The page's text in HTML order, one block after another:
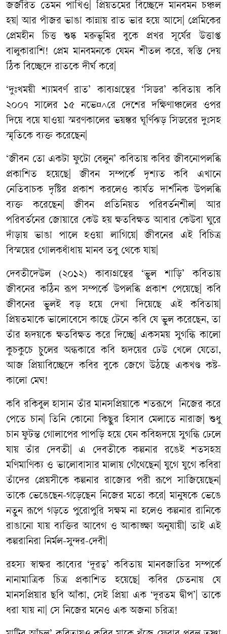
জর্জরিত তেমন পাখিও| প্রিয়তমের বিচ্ছেদে মানবমন চঞ্চল
হয়| আর পাঁজর ভাঙা কান্নায় রাত ভার হয়ে আসে| প্রেমিকের
প্রেমহীন চিত্ত শুষ্ক মরুভূমির বুকে প্রখর সূর্যের উত্তাপ্ত
বালুকারাশি! প্রেম মানবমনকে যেমন শীতল করে, স্বস্তি দেয়
ঠিক বিচ্ছেদে রাতকে দীর্ঘ করে|
‘দুঃখময়ী শ্যামবর্ণ রাত’ কাব্যগ্রন্থের ‘সিডর’ কবিতায় কবি
২০০৭ সালের ১৫ নভে¤^রে দেশের দক্ষিণাঞ্চলের ওপর
দিয়ে বয়ে যাওয়া স্মরণকালের ভয়ঙ্কর ঘূর্ণিঝড় সিডরের দুঃসহ
স্মৃতিকে ব্যক্ত করেছেন|
‘জীবন তো একটা ফুটো বেলুন’ কবিতায় কবির জীবনোপলব্ধি
প্রকাশিত হয়েছে| জীবন সম্পর্কে দৃশ্যত কবি এখানে
নেতিবাচক দৃষ্টির প্রকাশ করলেও কার্যত দার্শনিক উপলব্ধি
ব্যক্ত করেছেন| জীবন প্রতিনিয়ত পরিবর্তনশীল| আর
পরিবর্তনের জোয়ারে কেউ হয় ক্ষতবিক্ষত আবার কেউবা ঘুরে
দাঁড়ায় ভাঙা পালে হওয়া লাগিয়ে| জীবনের এই বিচিত্র
বিস্ময়ের গোলকধাঁধায় মানব তবু থেকে যায়|
দেবতীদেউল (২০১২) কাব্যগ্রন্থের ‘ভুল শাড়ি’ কবিতায়
জীবনের কঠিন রূপ সম্পর্কে উপলব্ধি প্রকাশ পেয়েছে| কবি
জীবনের ভুলই বড় হয়ে দেখা দিয়েছে এই কবিতায়|
প্রিয়তমাকে ভালোবেসে কাছে টেনে কবি যে ভুল করেছেন, তা
তাঁর হৃদয়কে ক্ষতবিক্ষত করে দিচ্ছে| একসময় সুগন্ধি কালো
কুচকুচে চুলের অন্ধকারে কবি হৃদয়ের ঢেউ খেলে যেতো,
আজ প্রিয়াবিচ্ছেদে কবির বুকে জেগে উঠছে একখণ্ড কষ্ট-
কালো মেঘ!
কবি রকিবুল হাসান তাঁর মানসপ্রিয়াকে শতরূপে নিজের করে
পেতে চান| তিনি কোনো কিছুর হিসাব মেলাতে নারাজ| শুধু
চান ফুটন্ত গোলাপের পাপড়ি হয়ে যেন কবিহৃদয়ে সুগন্ধি ঢেলে
যায় তাঁর দেবতী| এ দেবতীকে কল্পনার রঙেই শতসহস্র
মণিমাণিক্য ও ভালোবাসার মালায় গেঁথেছেন| যুগে যুগে কবিরা
তাঁদের প্রেয়সীকে কল্পনার রাজ্যের পরী রূপে সাজিয়েছেন|
তাকে ভেঙেছেন-গড়েছেন নিজের মতো করে| মানুষকে ভেঙে
নতুন রূপে গড়তে পুরোপুরি সক্ষম না হলেও কল্পনার রানিকে
রাঙানো যায় ব্যক্তির আবেগ ও আকাঙ্ক্ষা অনুযায়ী| তাই এই
কল্পরানিরা নির্মল-সুন্দর-দেবী|
রহস্য স্বাক্ষর কাব্যের ‘দূরত্ব’ কবিতায় মানবজাতির সম্পর্কে
নানামাত্রিক চিত্র প্রকাশিত হয়েছে| কবির চেতনায় যে
মানসপ্রিয়ার ছবি আঁকা, সেই প্রিয়া এক ‘দূরতম দ্বীপ’| তাকে
ধরা যায় না| সে নিজের মনেও এক অজনা চরিত্র!